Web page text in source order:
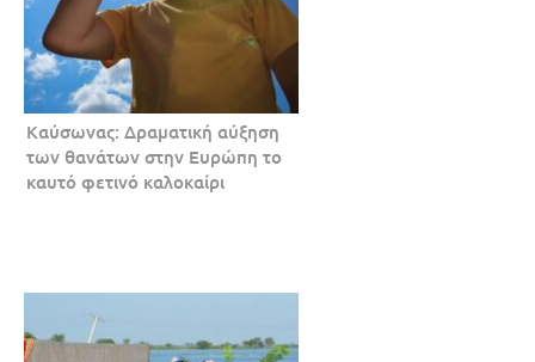
Καύσωνας: Δραματική αύξηση
των θανάτων στην Ευρώπη το
καυτό φετινό καλοκαίρι